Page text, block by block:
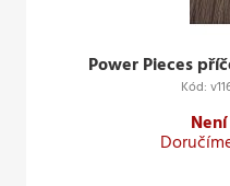
Power Pieces
Kód: